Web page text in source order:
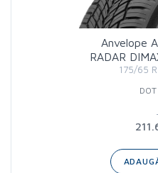
Anvelope
RADAR
175/65